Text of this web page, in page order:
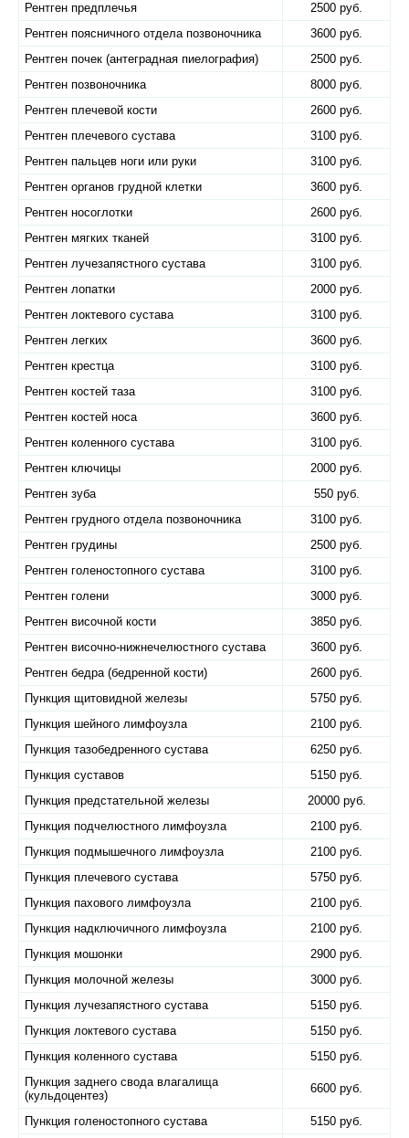
Рентген предплечья
2500 руб.
Рентген поясничного отдела позвоночника
3600 руб.
Рентген почек (антеградная пиелография)
2500 руб.
Рентген позвоночника
8000 руб.
Рентген плечевой кости
2600 руб.
Рентген плечевого сустава
3100 руб.
Рентген пальцев ноги или руки
3100 руб.
Рентген органов грудной клетки
3600 руб.
Рентген носоглотки
2600 руб.
Рентген мягких тканей
3100 руб.
Рентген лучезапястного сустава
3100 руб.
Рентген лопатки
2000 руб.
Рентген локтевого сустава
3100 руб.
Рентген легких
3600 руб.
Рентген крестца
3100 руб.
Рентген костей таза
3100 руб.
Рентген костей носа
3600 руб.
Рентген коленного сустава
3100 руб.
Рентген ключицы
2000 руб.
Рентген зуба
550 руб.
Рентген грудного отдела позвоночника
3100 руб.
Рентген грудины
2500 руб.
Рентген голеностопного сустава
3100 руб.
Рентген голени
3000 руб.
Рентген височной кости
3850 руб.
Рентген височно-нижнечелюстного сустава
3600 руб.
Рентген бедра (бедренной кости)
2600 руб.
Пункция щитовидной железы
5750 руб.
Пункция шейного лимфоузла
2100 руб.
Пункция тазобедренного сустава
6250 руб.
Пункция суставов
5150 руб.
Пункция предстательной железы
20000 руб.
Пункция подчелюстного лимфоузла
2100 руб.
Пункция подмышечного лимфоузла
2100 руб.
Пункция плечевого сустава
5750 руб.
Пункция пахового лимфоузла
2100 руб.
Пункция надключичного лимфоузла
2100 руб.
Пункция мошонки
2900 руб.
Пункция молочной железы
3000 руб.
Пункция лучезапястного сустава
5150 руб.
Пункция локтевого сустава
5150 руб.
Пункция коленного сустава
5150 руб.
Пункция заднего свода влагалища
(кульдоцентез)
6600 руб.
Пункция голеностопного сустава 5150 руб.